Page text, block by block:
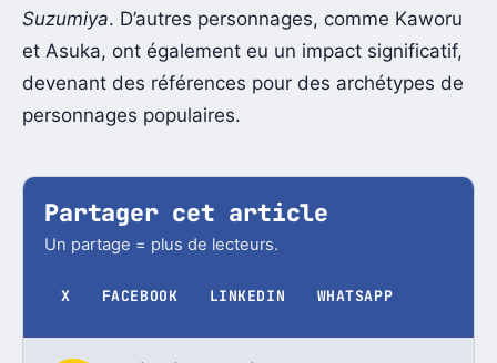
Suzumiya. D’autres personnages, comme Kaworu
et Asuka, ont également eu un impact significatif,
devenant des références pour des archétypes de
personnages populaires.
Partager cet article
Un partage = plus de lecteurs.
X FACEBOOK LINKEDIN WHATSAPP